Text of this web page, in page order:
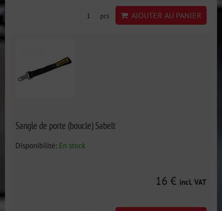
pcs AJOUTER AU PANIER
Sangle de porte (boucle) Sabelt
Disponibilité: En stock
16 € incl. VAT